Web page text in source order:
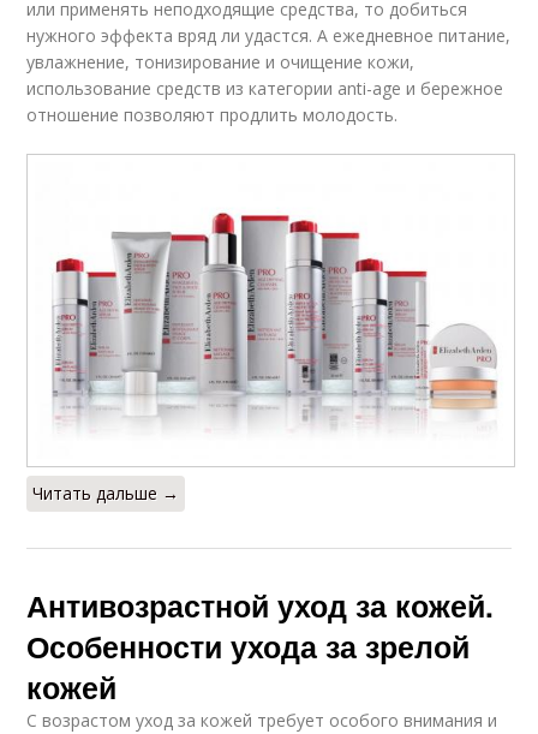
или применять неподходящие средства, то добиться
нужного эффекта вряд ли удастся. А ежедневное питание,
увлажнение, тонизирование и очищение кожи,
использование средств из категории anti-age и бережное
отношение позволяют продлить молодость.
Читать дальше →
Антивозрастной уход за кожей.
Особенности ухода за зрелой
кожей
С возрастом уход за кожей требует особого внимания и